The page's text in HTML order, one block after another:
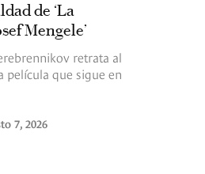
de ‘La
Mengele’
retrata al
película que sigue en
7, 2026